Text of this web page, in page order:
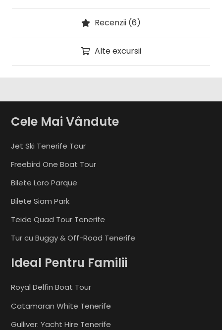
Recenzii (6)
Alte excursii
Cele Mai Vândute
Jet Ski Tenerife Tour
Freebird One Boat Tour
Bilete Loro Parque
Bilete Siam Park
Teide Quad Tour Tenerife
Tur cu Buggy & Off-Road Tenerife
Ideal Pentru Familii
Royal Delfin Boat Tour
Catamaran White Tenerife
Gulliver: Yacht Hire Tenerife